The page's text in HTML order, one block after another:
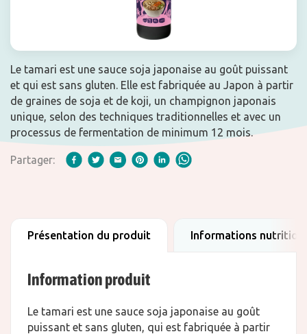
Le tamari est une sauce soja japonaise au goût puissant
et qui est sans gluten. Elle est fabriquée au Japon à partir
de graines de soja et de koji, un champignon japonais
unique, selon des techniques traditionnelles et avec un
processus de fermentation de minimum 12 mois.
Partager:
Présentation du produit Informations
Information produit
Le tamari est une sauce soja japonaise au goût
puissant et sans gluten, qui est fabriquée à partir